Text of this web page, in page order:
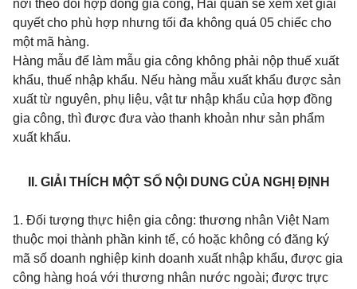
nơi theo dõi hợp đồng gia công, Hải quan sẽ xem xét giải
quyết cho phù hợp nhưng tối đa không quá 05 chiếc cho
một mã hàng.
Hàng mẫu để làm mẫu gia công không phải nộp thuế xuất
khẩu, thuế nhập khẩu. Nếu hàng mẫu xuất khẩu được sản
xuất từ nguyên, phụ liệu, vật tư nhập khẩu của hợp đồng
gia công, thì được đưa vào thanh khoản như sản phẩm
xuất khẩu.
II. GIẢI THÍCH MỘT SỐ NỘI DUNG CỦA NGHỊ ĐỊNH
1. Đối tượng thực hiện gia công: thương nhân Việt Nam
thuộc mọi thành phần kinh tế, có hoặc không có đăng ký
mã số doanh nghiệp kinh doanh xuất nhập khẩu, được gia
công hàng hoá với thương nhân nước ngoài; được trực